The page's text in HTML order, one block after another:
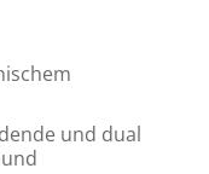
und dual